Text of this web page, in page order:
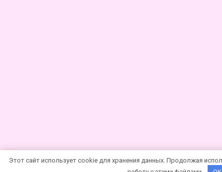
Этот сайт использует cookie для хранения данных. Продолжая